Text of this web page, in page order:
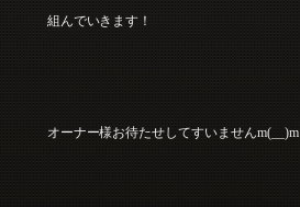
組んでいきます！
オーナー様お待たせしてすいませんm(__)m